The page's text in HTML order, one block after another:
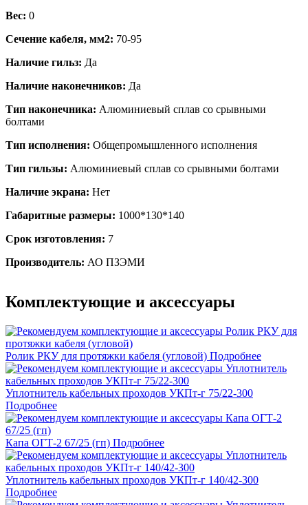
Вес: 0
Сечение кабеля, мм2: 70-95
Наличие гильз: Да
Наличие наконечников: Да
Тип наконечника: Алюминиевый сплав со срывными
болтами
Тип исполнения: Общепромышленного исполнения
Тип гильзы: Алюминиевый сплав со срывными болтами
Наличие экрана: Нет
Габаритные размеры: 1000*130*140
Срок изготовления: 7
Производитель: АО ПЗЭМИ
Комплектующие и аксессуары
Ролик РКУ для протяжки кабеля (угловой) Подробнее
Уплотнитель кабельных проходов УКПт-г 75/22-300
Подробнее
Капа ОГТ-2 67/25 (гп) Подробнее
Уплотнитель кабельных проходов УКПт-г 140/42-300
Подробнее